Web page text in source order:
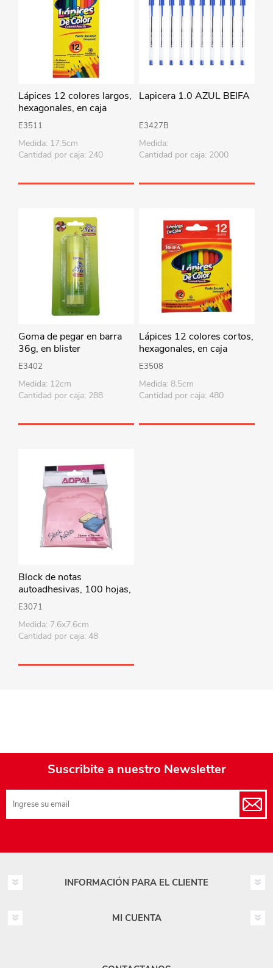
Lápices 12 colores largos,
hexagonales, en caja
BEIFA
E3511
Medida: 17.5cm
Cantidad por caja: 240
Lapicera 1.0 AZUL BEIFA
E3427B
Medida:
Cantidad por caja: 2000
Goma de pegar en barra
36g, en blister
E3402
Medida: 12cm
Cantidad por caja: 288
Lápices 12 colores cortos,
hexagonales, en caja
BEIFA
E3508
Medida: 8.5cm
Cantidad por caja: 480
Block de notas
autoadhesivas, 100 hojas,
en bolsa, varios colores,
PACK x12
E3071
Medida: 7.6x7.6cm
Cantidad por caja: 48
Suscribite a nuestro Newsletter
INFORMACIÓN PARA EL CLIENTE
MI CUENTA